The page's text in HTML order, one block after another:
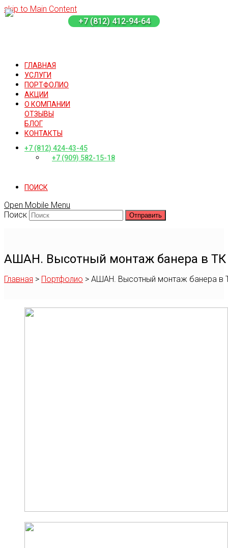
+7 (812) 412-94-64
skip to Main Content
ГЛАВНАЯ
УСЛУГИ
ПОРТФОЛИО
АКЦИИ
О КОМПАНИИ
ОТЗЫВЫ
БЛОГ
КОНТАКТЫ
+7 (812) 424-43-45
+7 (909) 582-15-18
ПОИСК
Open Mobile Menu
Поиск
Отправить
АШАН. Высотный монтаж банера в
Главная > Портфолио > АШАН. Высотный монтаж банера в